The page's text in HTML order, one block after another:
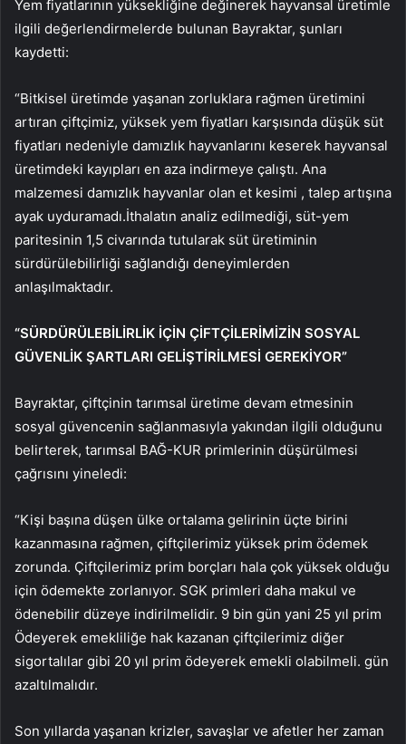
Yem fiyatlarının yüksekliğine değinerek hayvansal üretimle
ilgili değerlendirmelerde bulunan Bayraktar, şunları
kaydetti:
“Bitkisel üretimde yaşanan zorluklara rağmen üretimini
artıran çiftçimiz, yüksek yem fiyatları karşısında düşük süt
fiyatları nedeniyle damızlık hayvanlarını keserek hayvansal
üretimdeki kayıpları en aza indirmeye çalıştı. Ana
malzemesi damızlık hayvanlar olan et kesimi , talep artışına
ayak uyduramadı.İthalatın analiz edilmediği, süt-yem
paritesinin 1,5 civarında tutularak süt üretiminin
sürdürülebilirliği sağlandığı deneyimlerden
anlaşılmaktadır.
“SÜRDÜRÜLEBİLİRLİK İÇİN ÇİFTÇİLERİMİZİN SOSYAL
GÜVENLİK ŞARTLARI GELİŞTİRİLMESİ GEREKİYOR”
Bayraktar, çiftçinin tarımsal üretime devam etmesinin
sosyal güvencenin sağlanmasıyla yakından ilgili olduğunu
belirterek, tarımsal BAĞ-KUR primlerinin düşürülmesi
çağrısını yineledi:
“Kişi başına düşen ülke ortalama gelirinin üçte birini
kazanmasına rağmen, çiftçilerimiz yüksek prim ödemek
zorunda. Çiftçilerimiz prim borçları hala çok yüksek olduğu
için ödemekte zorlanıyor. SGK primleri daha makul ve
ödenebilir düzeye indirilmelidir. 9 bin gün yani 25 yıl prim
Ödeyerek emekliliğe hak kazanan çiftçilerimiz diğer
sigortalılar gibi 20 yıl prim ödeyerek emekli olabilmeli. gün
azaltılmalıdır.
Son yıllarda yaşanan krizler, savaşlar ve afetler her zaman